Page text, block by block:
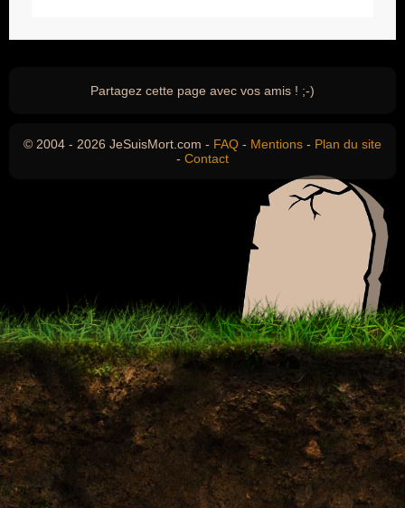
Partagez cette page avec vos amis ! ;-)
© 2004 - 2026 JeSuisMort.com - FAQ - Mentions - Plan du site
- Contact